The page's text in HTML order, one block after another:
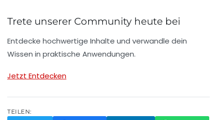
Trete unserer Community heute bei
Entdecke hochwertige Inhalte und verwandle dein
Wissen in praktische Anwendungen.
Jetzt Entdecken
TEILEN: